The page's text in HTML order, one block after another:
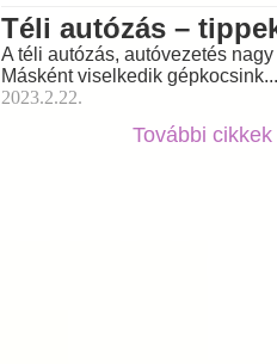
Téli autózás –
A téli autózás, autóvezetés
Másként viselkedik gépkocsink...
2023.2.22.
További cikkek